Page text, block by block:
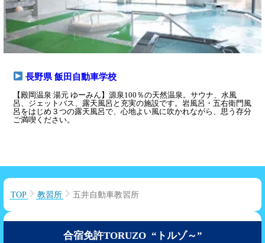
長野県 飯田自動車学校
【殿岡温泉 湯元 ゆーみん】源泉100％の天然温泉。サウナ、水風
呂、ジェットバス、露天風呂と充実の施設です。岩風呂・五右衛門風
呂をはじめ３つの露天風呂で、心地よい風に吹かれながら、思う存分
ご満喫ください。
TOP 教習所 五井自動車教習所
合宿免許TORUZO “トルゾ～”